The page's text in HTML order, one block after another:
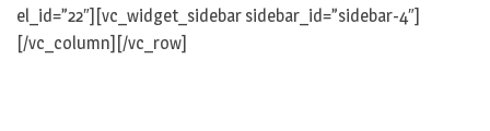
el_id=”22″][vc_widget_sidebar sidebar_id=”sidebar-4″]
[/vc_column][/vc_row]